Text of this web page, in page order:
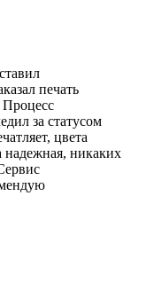
печать
Процесс
за статусом
цвета
никаких